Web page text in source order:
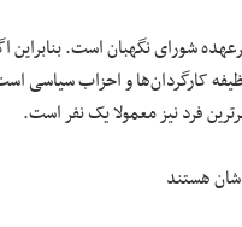
کارگردان‌ها و احزاب سیاسی
فرد نیز معمولا یک نفر است.
هستند